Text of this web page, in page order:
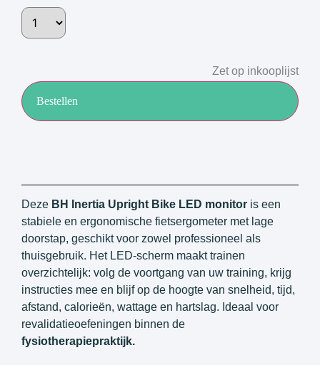
Bestellen
Zet op inkooplijst
Deze BH Inertia Upright Bike LED monitor is een
stabiele en ergonomische fietsergometer met lage
doorstap, geschikt voor zowel professioneel als
thuisgebruik. Het LED-scherm maakt trainen
overzichtelijk: volg de voortgang van uw training, krijg
instructies mee en blijf op de hoogte van snelheid, tijd,
afstand, calorieën, wattage en hartslag. Ideaal voor
revalidatieoefeningen binnen de
fysiotherapiepraktijk.